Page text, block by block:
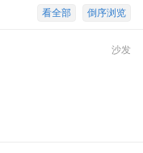
倒序浏览
看全部
沙发